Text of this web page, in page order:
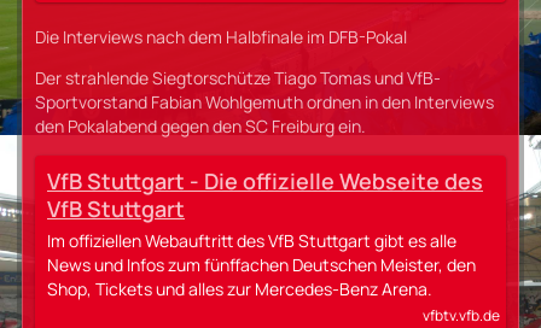
Die Interviews nach dem Halbfinale im DFB-Pokal
Der strahlende Siegtorschütze Tiago Tomas und VfB-
Sportvorstand Fabian Wohlgemuth ordnen in den Interviews
den Pokalabend gegen den SC Freiburg ein.
VfB Stuttgart - Die offizielle Webseite des
VfB Stuttgart
Im offiziellen Webauftritt des VfB Stuttgart gibt es alle
News und Infos zum fünffachen Deutschen Meister, den
Shop, Tickets und alles zur Mercedes-Benz Arena.
vfbtv.vfb.de